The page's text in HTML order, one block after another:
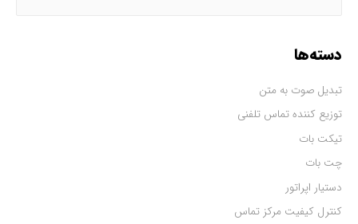
دسته‌ها
تبدیل صوت به متن
توزیع کننده تماس تلفنی
تیکت بات
چت بات
دستیار اپراتور
کنترل کیفیت مرکز تماس